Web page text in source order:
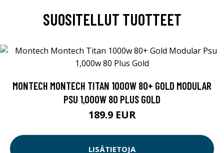
SUOSITELLUT TUOTTEET
MONTECH MONTECH TITAN 1000W 80+ GOLD MODULAR
PSU 1,000W 80 PLUS GOLD
189.9 EUR
LISÄTIETOJA